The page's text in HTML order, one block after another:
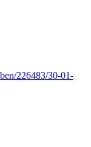
226483/30-01-